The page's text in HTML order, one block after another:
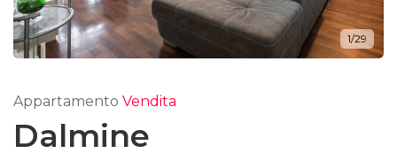
1/29
Appartamento Vendita
Dalmine